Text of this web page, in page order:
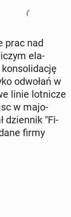
prac nad
ela­
odwołań w
linie lot­ni­cze
w ma­jo­
dzien­nik "Fi­
firmy